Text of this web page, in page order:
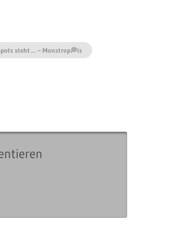
steht … – Monstrop💭is